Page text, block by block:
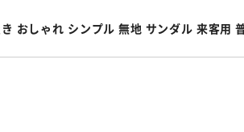
おしゃれ シンプル 無地 サンダル 来客用